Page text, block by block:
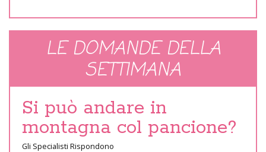
LE DOMANDE DELLA
SETTIMANA
Si può andare in
montagna col pancione?
Gli Specialisti Rispondono